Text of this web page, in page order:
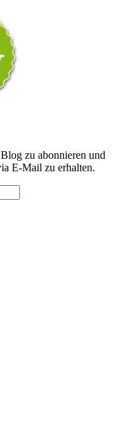
zu abonnieren und
E-Mail zu erhalten.